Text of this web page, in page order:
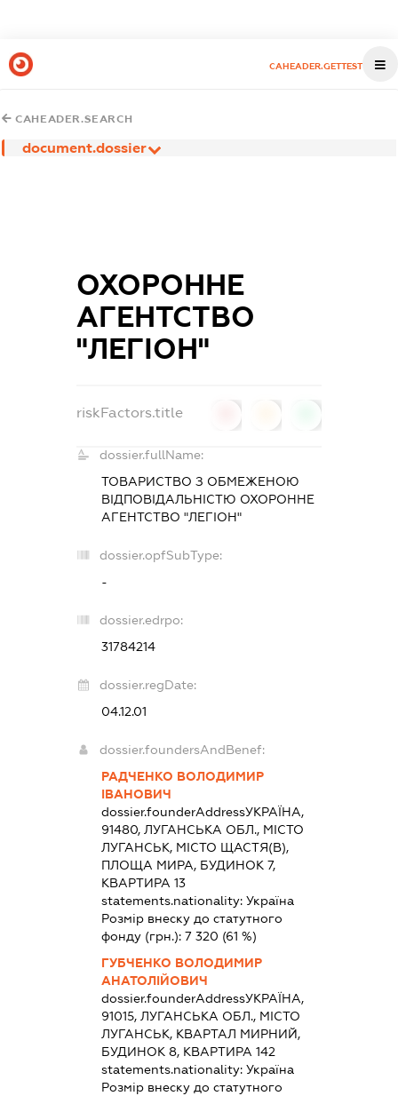
CAHEADER.GETTEST
CAHEADER.SEARCH
document.dossier
ОХОРОННЕ
АГЕНТСТВО
"ЛЕГІОН"
riskFactors.title
dossier.fullName:
ТОВАРИСТВО З ОБМЕЖЕНОЮ
ВІДПОВІДАЛЬНІСТЮ ОХОРОННЕ
АГЕНТСТВО "ЛЕГІОН"
dossier.opfSubType:
-
dossier.edrpo:
31784214
dossier.regDate:
04.12.01
dossier.foundersAndBenef:
РАДЧЕНКО ВОЛОДИМИР
ІВАНОВИЧ
dossier.founderAddressУКРАЇНА,
91480, ЛУГАНСЬКА ОБЛ., МІСТО
ЛУГАНСЬК, МІСТО ЩАСТЯ(В),
ПЛОЩА МИРА, БУДИНОК 7,
КВАРТИРА 13
statements.nationality: Україна
Розмір внеску до статутного
фонду (грн.): 7 320 (61 %)
ГУБЧЕНКО ВОЛОДИМИР
АНАТОЛІЙОВИЧ
dossier.founderAddressУКРАЇНА,
91015, ЛУГАНСЬКА ОБЛ., МІСТО
ЛУГАНСЬК, КВАРТАЛ МИРНИЙ,
БУДИНОК 8, КВАРТИРА 142
statements.nationality: Україна
Розмір внеску до статутного